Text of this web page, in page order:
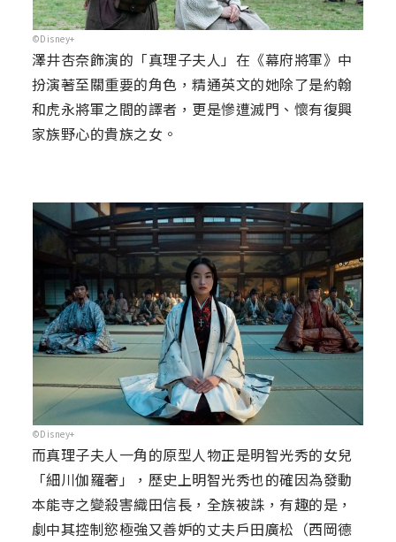
©Disney+
澤井杏奈飾演的「真理子夫人」在《幕府將軍》中
扮演著至關重要的角色，精通英文的她除了是約翰
和虎永將軍之間的譯者，更是慘遭滅門、懷有復興
家族野心的貴族之女。
©Disney+
而真理子夫人一角的原型人物正是明智光秀的女兒
「細川伽羅奢」，歷史上明智光秀也的確因為發動
本能寺之變殺害織田信長，全族被誅，有趣的是，
劇中其控制慾極強又善妒的丈夫戶田廣松（西岡德